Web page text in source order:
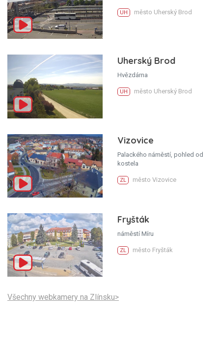
UH město Uherský Brod
Uherský Brod
Hvězdárna
UH město Uherský Brod
Vizovice
Palackého náměstí, pohled od
kostela
ZL město Vizovice
Fryšták
náměstí Míru
ZL město Fryšták
Všechny webkamery na Zlínsku>